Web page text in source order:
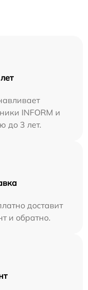
INFORM и
до 3 лет.
доставит
и обратно.